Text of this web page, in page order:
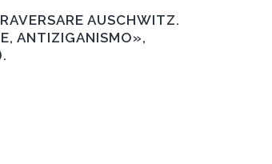
AUSCHWITZ.
ANTIZIGANISMO»,